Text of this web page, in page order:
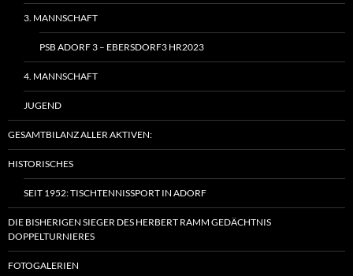
3. MANNSCHAFT
PSB ADORF 3 – EBERSDORF3 HR2023
4. MANNSCHAFT
JUGEND
GESAMTBILANZ ALLER AKTIVEN:
HISTORISCHES
SEIT 1952: TISCHTENNISSPORT IN ADORF
DIE BISHERIGEN SIEGER DES HERBERT RAMM GEDÄCHTNIS
DOPPELTURNIERES
FOTOGALERIEN